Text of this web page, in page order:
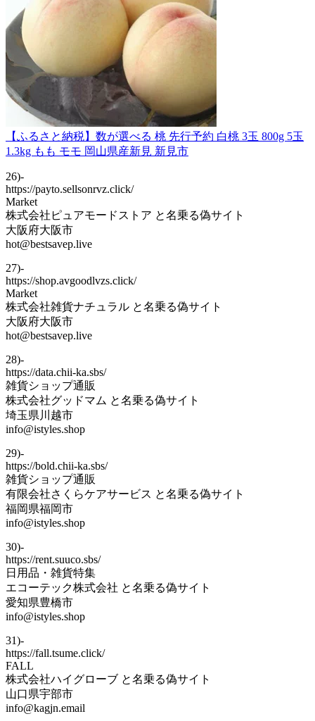
【ふるさと納税】数が選べる 桃 先行予約 白桃 3玉 800g 5玉
1.3kg もも モモ 岡山県産新見 新見市
26)-
https://payto.sellsonrvz.click/
Market
株式会社ピュアモードストア と名乗る偽サイト
大阪府大阪市
hot@bestsavep.live
27)-
https://shop.avgoodlvzs.click/
Market
株式会社雑貨ナチュラル と名乗る偽サイト
大阪府大阪市
hot@bestsavep.live
28)-
https://data.chii-ka.sbs/
雑貨ショップ通販
株式会社グッドマム と名乗る偽サイト
埼玉県川越市
info@istyles.shop
29)-
https://bold.chii-ka.sbs/
雑貨ショップ通販
有限会社さくらケアサービス と名乗る偽サイト
福岡県福岡市
info@istyles.shop
30)-
https://rent.suuco.sbs/
日用品・雑貨特集
エコーテック株式会社 と名乗る偽サイト
愛知県豊橋市
info@istyles.shop
31)-
https://fall.tsume.click/
FALL
株式会社ハイグローブ と名乗る偽サイト
山口県宇部市
info@kagjn.email